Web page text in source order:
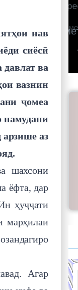
нав
сиёсӣ
ва
вазнин
ҷомеа
намудани
аз
шахсони
ёфта, дар
ҳуҷҷати
марҳилаи
Агар